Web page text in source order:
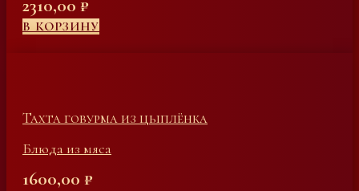
2310,00 ₽
В КОРЗИНУ
Тахта говурма из цыплёнка
Блюда из мяса
1600,00 ₽